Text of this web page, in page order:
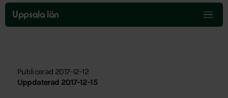
Hoppa
över
menyn
Uppsala län
Publicerad 2017-12-12
Uppdaterad 2017-12-15